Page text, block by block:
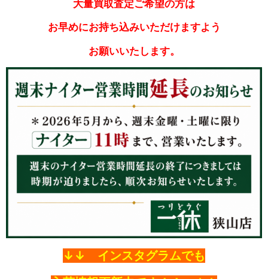
大量買取査定ご希望の方は
お早めにお持ち込みいただけますよう
お願いいたします。
↓↓ インスタグラムでも